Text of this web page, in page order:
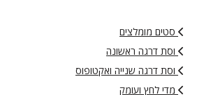
סטים מומלצים
וסת דרגה ראשונה
וסת דרגה שנייה ואקטופוס
מדי לחץ ועומק